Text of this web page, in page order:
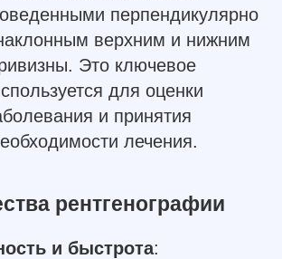
перпендикулярно
верхним и нижним
Это ключевое
для оценки
и принятия
лечения.
рентгенографии
и быстрота: